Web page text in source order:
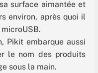
surface aimantée et
environ, après quoi il
Pikit embarque aussi
le nom des produits
sous la main.